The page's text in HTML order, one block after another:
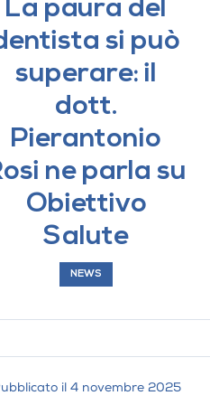
e disturbi dello spettro
La paura del
si può
superare: il
dott.
Pierantonio
ne parla su
Obiettivo
Salute
NEWS
il 4 novembre 2025